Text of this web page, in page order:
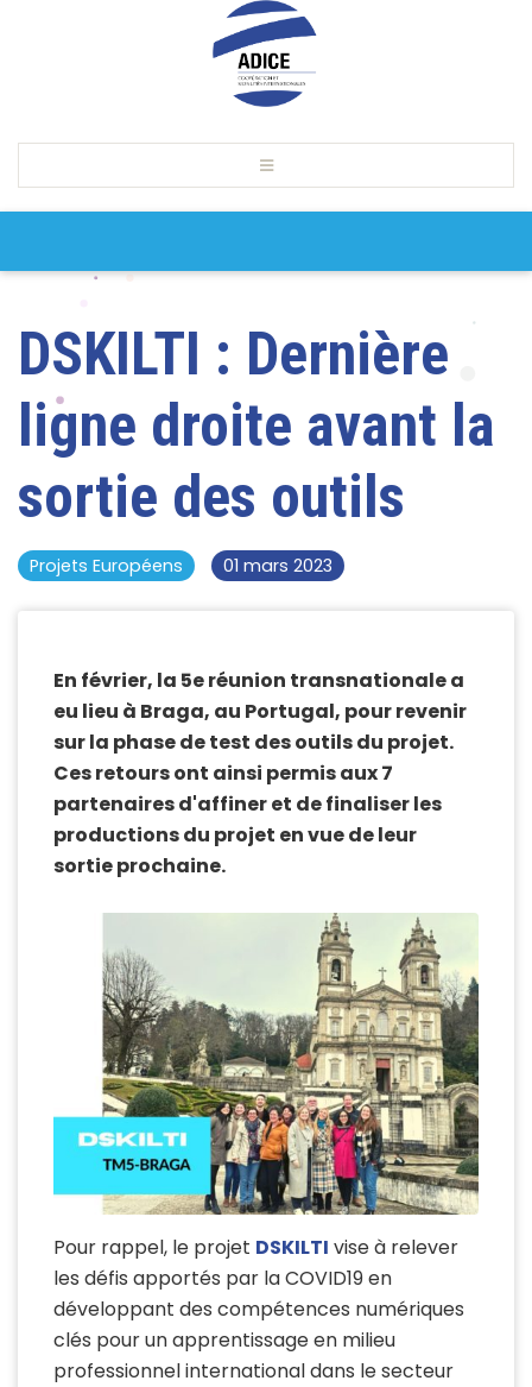
DSKILTI : Dernière
ligne droite avant la
sortie des outils
Projets Européens 01 mars 2023
En février, la 5e réunion transnationale a
eu lieu à Braga, au Portugal, pour revenir
sur la phase de test des outils du projet.
Ces retours ont ainsi permis aux 7
partenaires d'affiner et de finaliser les
productions du projet en vue de leur
sortie prochaine.
Pour rappel, le projet DSKILTI vise à relever
les défis apportés par la COVID19 en
développant des compétences numériques
clés pour un apprentissage en milieu
professionnel international dans le secteur